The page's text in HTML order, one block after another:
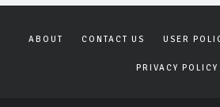
ABOUT CONTACT US USER
PRIVACY POLICY